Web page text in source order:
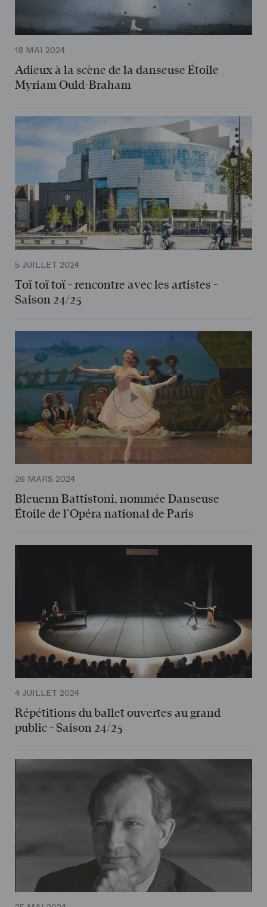
18 MAI 2024
Adieux à la scène de la danseuse Étoile
Myriam Ould-Braham
5 JUILLET 2024
Toï toï toï - rencontre avec les artistes -
Saison 24/25
26 MARS 2024
Bleuenn Battistoni, nommée Danseuse
Étoile de l’Opéra national de Paris
4 JUILLET 2024
Répétitions du ballet ouvertes au grand
public - Saison 24/25